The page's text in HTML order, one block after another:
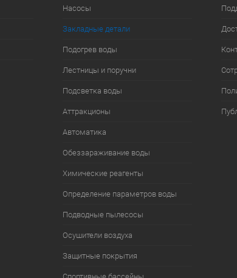
Насосы
Закладные детали
Подогрев воды
Лестницы и поручни
Подсветка воды
Аттракционы
Автоматика
Обеззараживание воды
Химические реагенты
Определение параметров воды
Подводные пылесосы
Осушители воздуха
Защитные покрытия